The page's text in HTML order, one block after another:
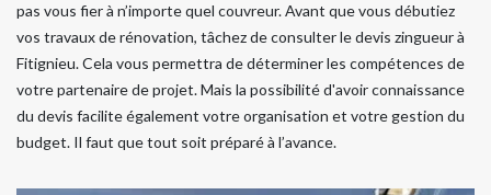
pas vous fier à n’importe quel couvreur. Avant que vous débutiez
vos travaux de rénovation, tâchez de consulter le devis zingueur à
Fitignieu. Cela vous permettra de déterminer les compétences de
votre partenaire de projet. Mais la possibilité d'avoir connaissance
du devis facilite également votre organisation et votre gestion du
budget. Il faut que tout soit préparé à l’avance.